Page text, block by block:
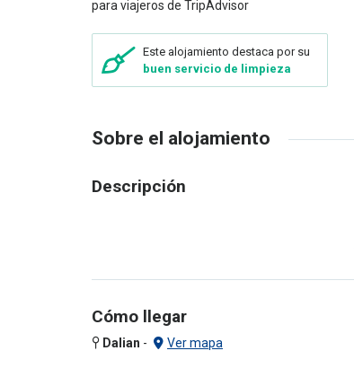
Este alojamiento destaca por su
buen servicio de limpieza
Sobre el alojamiento
Descripción
Cómo llegar
Dalian - Ver mapa